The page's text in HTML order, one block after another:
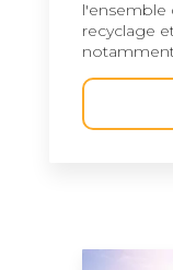
l'ensemble
recyclage